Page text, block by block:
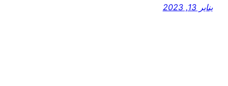
يناير 13, 2023